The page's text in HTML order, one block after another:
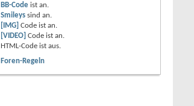
BB-Code istan.
Smileys sindan.
[IMG] Code istan.
[VIDEO] Code istan.
HTML-Code istaus.
Foren-Regeln